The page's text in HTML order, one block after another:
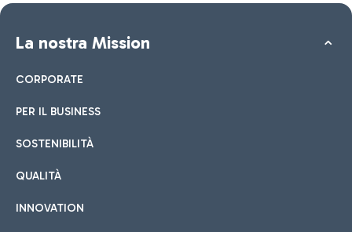
La nostra Mission
CORPORATE
PER IL BUSINESS
SOSTENIBILITÀ
QUALITÀ
INNOVATION